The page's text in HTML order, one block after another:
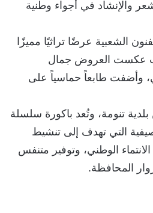
والإنشاد في أجواء وطنية
الشعبية عرضًا تراثيًا مميزًا
عكست العروض جمال
وأضفت طابعاً حماسياً على
تنومة، وتُعد باكورة سلسلة
التي تهدف إلى تنشيط
الانتماء الوطني، وتوفير متنفس
المحافظة.